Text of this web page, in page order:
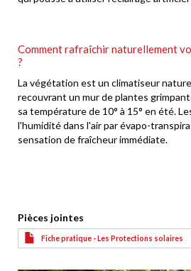
Comment rafraîchir naturellement
?
La végétation est un climatiseur
recouvrant un mur de plantes
sa température de 10° à 15° en été.
l'humidité dans l'air par évapo-
sensation de fraîcheur immédiate.
Pièces jointes
Fiche pratique - Les Protections solaires